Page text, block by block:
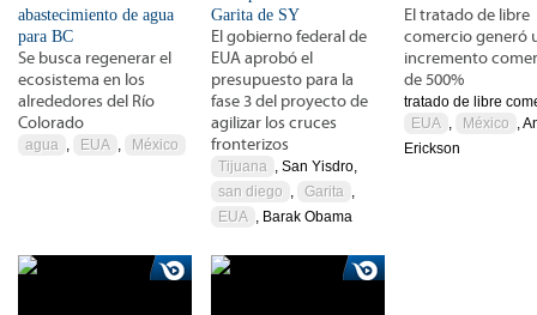
abastecimiento de agua
para BC
Se busca regenerar el
ecosistema en los
alrededores del Río
Colorado
agua , EUA , México
Garita de SY
El gobierno federal de
EUA aprobó el
presupuesto para la
fase 3 del proyecto de
agilizar los cruces
fronterizos
Tijuana , San Yisdro,
san diego , Garita ,
EUA , Barak Obama
El tratado de libre
comercio generó
incremento
de 500%
tratado de libre
EUA , México ,
Erickson